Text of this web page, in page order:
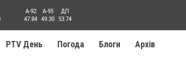
A-92
47.84
A-95
49.30
ДП
53.74
PTV День Погода Блоги Aрхів